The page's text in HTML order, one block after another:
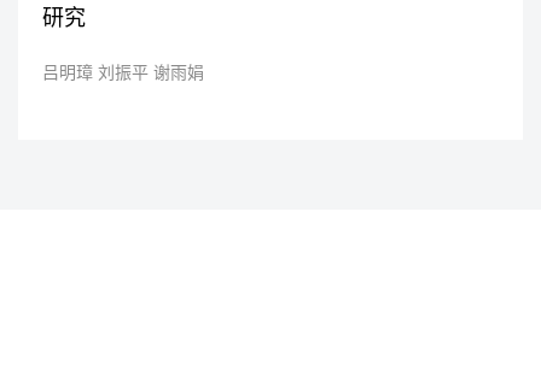
研究
吕明璋 刘振平 谢雨娟